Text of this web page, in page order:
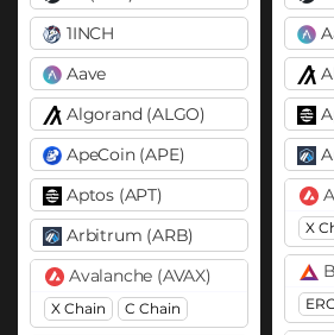
1INCH
Aave
Algorand (ALGO)
ApeCoin (APE)
Aptos (APT)
Arbitrum (ARB)
Avalanche (AVAX)
X Chain C Chain
X